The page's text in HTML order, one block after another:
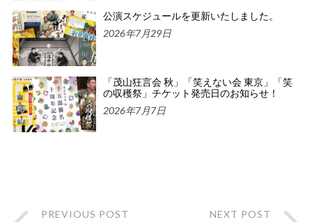
公演スケジュールを更新いたしました。
2026年7月29日
「茂山狂言会 秋」「笑えない会 東京」「笑
の収穫祭」チケット発売日のお知らせ！
2026年7月7日
PREVIOUS POST NEXT POST